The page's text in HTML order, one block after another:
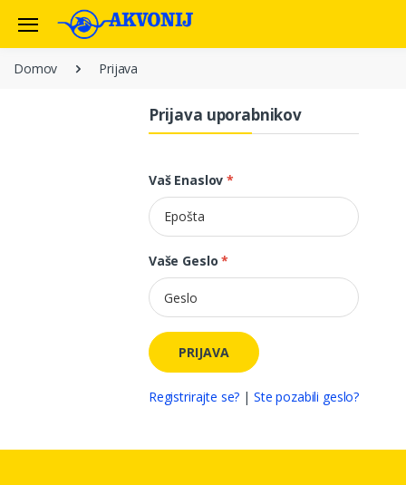
Domov Prijava
Prijava uporabnikov
Vaš Enaslov*
Vaše Geslo*
PRIJAVA
Registrirajte se? | Ste pozabili geslo?